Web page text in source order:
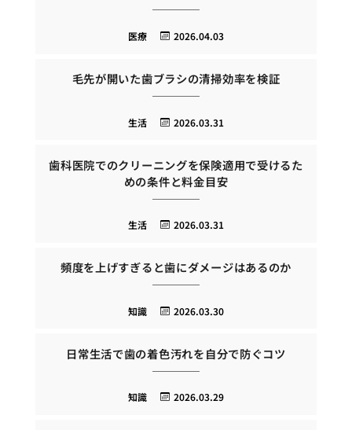
2026.04.03
医療
毛先が開いた歯ブラシの清掃効率を検証
2026.03.31
生活
歯科医院でのクリーニングを保険適用で受けるた
めの条件と料金目安
2026.03.31
生活
頻度を上げすぎると歯にダメージはあるのか
2026.03.30
知識
日常生活で歯の着色汚れを自分で防ぐコツ
2026.03.29
知識